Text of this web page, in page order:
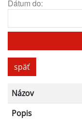
Dátum do:
späť
Názov
Popis